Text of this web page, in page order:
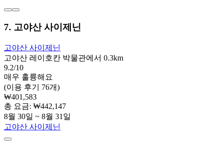
7. 고야산 사이제닌
고야산 사이제닌
고야산 레이호칸 박물관에서 0.3km
9.2/10
매우 훌륭해요
(이용 후기 76개)
₩401,583
총 요금: ₩442,147
8월 30일 ~ 8월 31일
고야산 사이제닌